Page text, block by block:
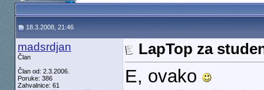
18.3.2008, 21:46
madsrdjan
Član
Član od: 2.3.2006.
Poruke: 386
Zahvalnice: 61
LapTop za
E, ovako